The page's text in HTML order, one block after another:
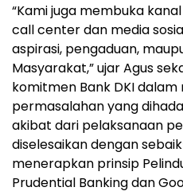
“Kami juga membuka
call center dan media
aspirasi, pengaduan,
Masyarakat,” ujar Agus
komitmen Bank DKI
permasalahan yang
akibat dari pelaksanaan
diselesaikan dengan
menerapkan prinsip
Prudential Banking dan